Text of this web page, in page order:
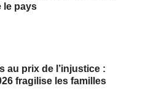
le pays
au prix de l’injustice :
fragilise les familles